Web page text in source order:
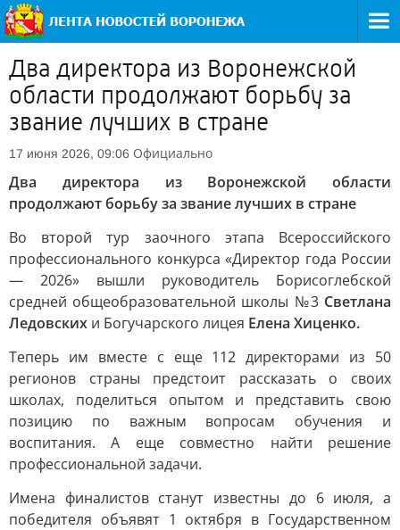
Два директора из Воронежской
области продолжают борьбу за
звание лучших в стране
17 июня 2026, 09:06 Официально
Два директора из Воронежской области
продолжают борьбу за звание лучших в стране
Во второй тур заочного этапа Всероссийского
профессионального конкурса «Директор года России
— 2026» вышли руководитель Борисоглебской
средней общеобразовательной школы №3 Светлана
Ледовских и Богучарского лицея Елена Хиценко.
Теперь им вместе с еще 112 директорами из 50
регионов страны предстоит рассказать о своих
школах, поделиться опытом и представить свою
позицию по важным вопросам обучения и
воспитания. А еще совместно найти решение
профессиональной задачи.
Имена финалистов станут известны до 6 июля, а
победителя объявят 1 октября в Государственном